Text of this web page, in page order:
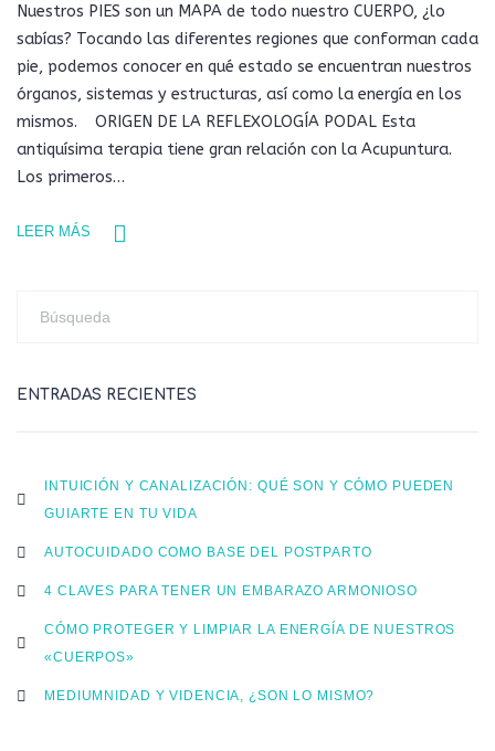
Nuestros PIES son un MAPA de todo nuestro CUERPO, ¿lo
sabías? Tocando las diferentes regiones que conforman cada
pie, podemos conocer en qué estado se encuentran nuestros
órganos, sistemas y estructuras, así como la energía en los
mismos. ORIGEN DE LA REFLEXOLOGÍA PODAL Esta
antiquísima terapia tiene gran relación con la Acupuntura.
Los primeros…
LEER MÁS
ENTRADAS RECIENTES
INTUICIÓN Y CANALIZACIÓN: QUÉ SON Y CÓMO PUEDEN
GUIARTE EN TU VIDA
AUTOCUIDADO COMO BASE DEL POSTPARTO
4 CLAVES PARA TENER UN EMBARAZO ARMONIOSO
CÓMO PROTEGER Y LIMPIAR LA ENERGÍA DE NUESTROS
«CUERPOS»
MEDIUMNIDAD Y VIDENCIA, ¿SON LO MISMO?